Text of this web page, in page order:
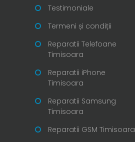
Testimoniale
Termeni și condiții
Reparatii Telefoane
Timisoara
Reparatii iPhone
Timisoara
Reparatii Samsung
Timisoara
Reparatii GSM Timisoara